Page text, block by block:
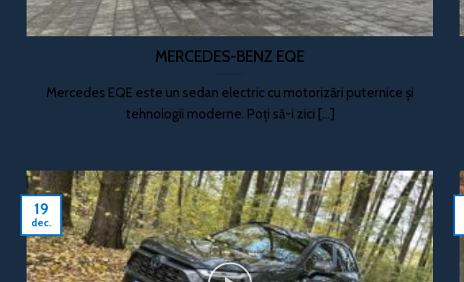
MERCEDES-BENZ EQE
Mercedes EQE este un sedan electric cu motorizări puternice și
tehnologii moderne. Poți să-i zici [...]
19
dec.